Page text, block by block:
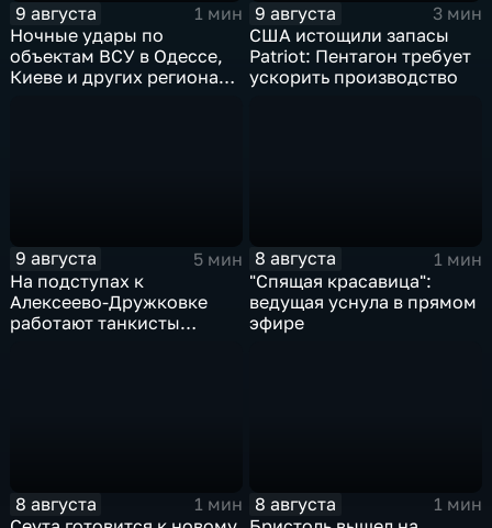
9 августа
1 мин
Ночные удары по
объектам ВСУ в Одессе,
Киеве и других регионах
9 августа
3 мин
США истощили запасы
Patriot: Пентагон требует
ускорить производство
9 августа
5 мин
На подступах к
Алексеево-Дружковке
работают танкисты
8 августа
1 мин
"Спящая красавица":
ведущая уснула в прямом
эфире
8 августа
1 мин
8 августа
1 мин